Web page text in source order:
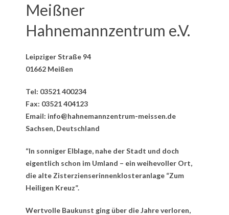
Meißner
Hahnemannzentrum e.V.
Leipziger Straße 94
01662 Meißen
Tel: 03521 400234
Fax: 03521 404123
Email: info@hahnemannzentrum-meissen.de
Sachsen, Deutschland
“In sonniger Elblage, nahe der Stadt und doch
eigentlich schon im Umland – ein weihevoller Ort,
die alte Zisterzienserinnenklosteranlage “Zum
Heiligen Kreuz”.
Wertvolle Baukunst ging über die Jahre verloren,